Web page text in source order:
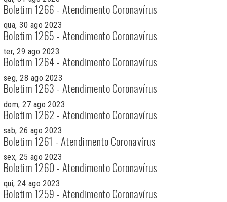
Boletim 1266 - Atendimento Coronavírus
qua, 30 ago 2023
Boletim 1265 - Atendimento Coronavírus
ter, 29 ago 2023
Boletim 1264 - Atendimento Coronavírus
seg, 28 ago 2023
Boletim 1263 - Atendimento Coronavírus
dom, 27 ago 2023
Boletim 1262 - Atendimento Coronavírus
sab, 26 ago 2023
Boletim 1261 - Atendimento Coronavírus
sex, 25 ago 2023
Boletim 1260 - Atendimento Coronavírus
qui, 24 ago 2023
Boletim 1259 - Atendimento Coronavírus